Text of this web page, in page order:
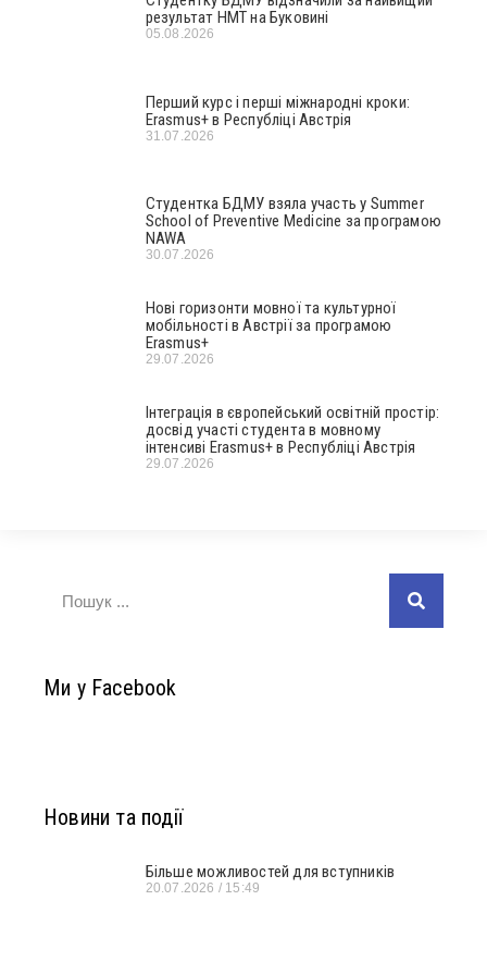
результат НМТ на Буковині
05.08.2026
Перший курс і перші міжнародні кроки:
Erasmus+ в Республіці Австрія
31.07.2026
Студентка БДМУ взяла участь у Summer
School of Preventive Medicine за програмою
NAWA
30.07.2026
Нові горизонти мовної та культурної
мобільності в Австрії за програмою
Erasmus+
29.07.2026
Інтеграція в європейський освітній простір:
досвід участі студента в мовному
інтенсиві Erasmus+ в Республіці Австрія
29.07.2026
Ми у Facebook
Новини та події
Більше можливостей для вступників
20.07.2026 15:49